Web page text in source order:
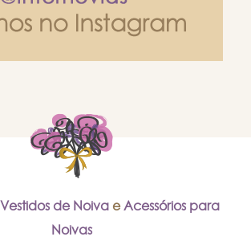
Vestidos de Noiva eAcessórios para
Noivas